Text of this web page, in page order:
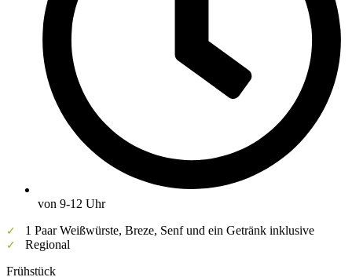
von 9-12 Uhr
✓ 1 Paar Weißwürste, Breze, Senf und ein Getränk inklusive
✓
Regional
Frühstück